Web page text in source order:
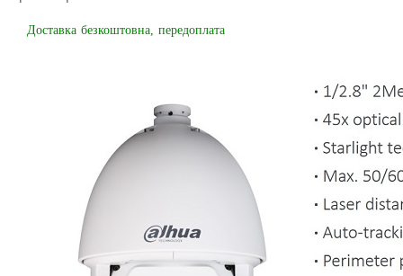
Доставка безкоштовна, передоплата